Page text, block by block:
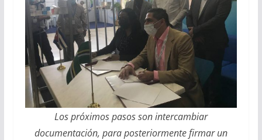
Los próximos pasos son intercambiar
documentación, para posteriormente firmar un